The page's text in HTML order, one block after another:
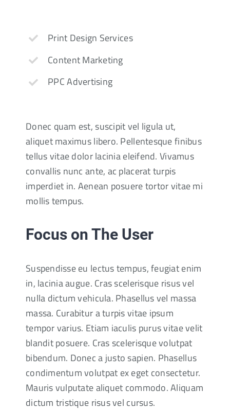
Print Design Services
Content Marketing
PPC Advertising
Donec quam est, suscipit vel ligula ut,
aliquet maximus libero. Pellentesque finibus
tellus vitae dolor lacinia eleifend. Vivamus
convallis nunc ante, ac placerat turpis
imperdiet in. Aenean posuere tortor vitae mi
mollis tempus.
Focus on The User
Suspendisse eu lectus tempus, feugiat enim
in, lacinia augue. Cras scelerisque risus vel
nulla dictum vehicula. Phasellus vel massa
massa. Curabitur a turpis vitae ipsum
tempor varius. Etiam iaculis purus vitae velit
blandit posuere. Cras scelerisque volutpat
bibendum. Donec a justo sapien. Phasellus
condimentum volutpat ex eget consectetur.
Mauris vulputate aliquet commodo. Aliquam
dictum tristique risus vel cursus.